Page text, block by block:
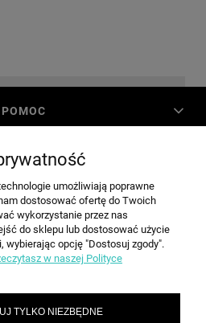
POMOC
KONTO
I DOSTAWA
O NAS
umożliwiają poprawne
dostosować ofertę do Twoich
wykorzystanie przez nas
do sklepu lub dostosować użycie
opcję "Dostosuj zgody".
w naszej Polityce
TYLKO NIEZBĘDNE